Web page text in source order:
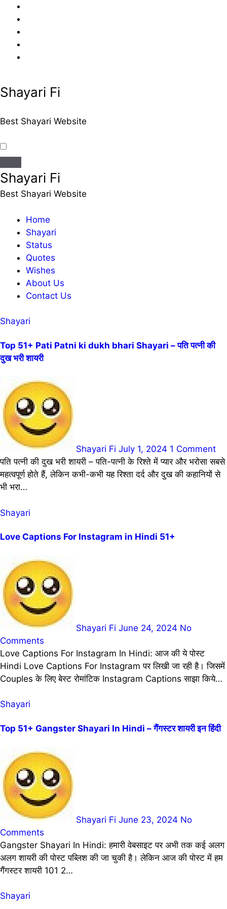
content
Shayari Fi
Best Shayari Website
Shayari Fi
Best Shayari Website
Home
Shayari
Status
Quotes
Wishes
About Us
Contact Us
Shayari
Top 51+ Pati Patni ki dukh bhari Shayari – पति पत्नी की
दुख भरी शायरी
Shayari Fi July 1, 2024 1 Comment
पति पत्नी की दुख भरी शायरी – पति-पत्नी के रिश्ते में प्यार और भरोसा सबसे
महत्वपूर्ण होते हैं, लेकिन कभी-कभी यह रिश्ता दर्द और दुख की कहानियों से
भी भरा…
Shayari
Love Captions For Instagram in Hindi 51+
Shayari Fi June 24, 2024 No
Comments
Love Captions For Instagram In Hindi: आज की ये पोस्ट
Hindi Love Captions For Instagram पर लिखी जा रही है। जिसमें
Couples के लिए बेस्ट रोमांटिक Instagram Captions साझा किये…
Shayari
Top 51+ Gangster Shayari In Hindi – गैंगस्टर शायरी इन हिंदी
Shayari Fi June 23, 2024 No
Comments
Gangster Shayari In Hindi: हमारी वेबसाइट पर अभी तक कई अलग
अलग शायरी की पोस्ट पब्लिश की जा चुकी है। लेकिन आज की पोस्ट में हम
गैंगस्टर शायरी 101 2…
Shayari